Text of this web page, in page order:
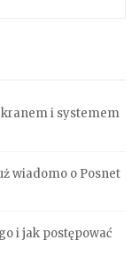
i systemem
wiadomo o Posnet
i jak postępować